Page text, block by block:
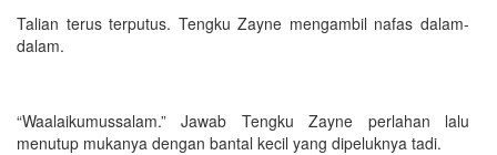
Talian terus terputus. Tengku Zayne mengambil nafas dalam-
dalam.
“Waalaikumussalam.” Jawab Tengku Zayne perlahan lalu
menutup mukanya dengan bantal kecil yang dipeluknya tadi.